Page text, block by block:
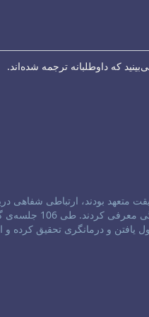
که داوطلبانه ترجمه شده‌اند.
که به جستجوی حقیقت متعهد بودند،
برقرار شده بود که خود
یافتن و درمانگری تحقیق کرده